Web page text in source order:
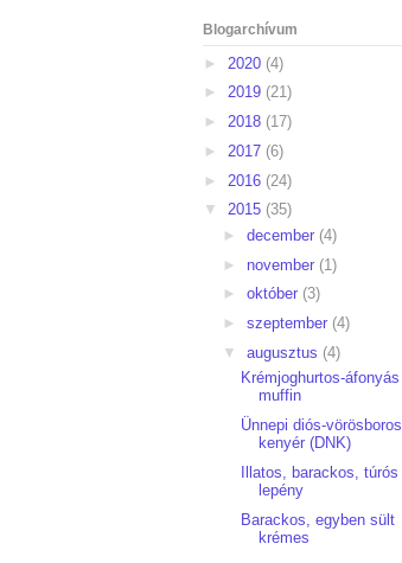
Blogarchívum
► 2020 (4)
► 2019 (21)
► 2018 (17)
► 2017 (6)
► 2016 (24)
▼ 2015 (35)
► december (4)
► november (1)
► október (3)
► szeptember (4)
▼ augusztus (4)
Krémjoghurtos-áfonyás
muffin
Ünnepi diós-vörösboros
kenyér (DNK)
Illatos, barackos, túrós
lepény
Barackos, egyben sült
krémes